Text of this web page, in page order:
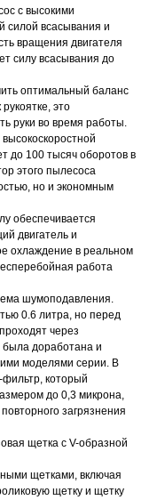
с высокими
силой всасывания и
вращения двигателя
силу всасывания до
оптимальный баланс
это
руки во время работы.
до 100 тысяч оборотов в
этого пылесоса
но и экономным
обеспечивается
двигатель и
охлаждение в реальном
работа
шумоподавления.
0.6 литра, но перед
через
была доработана и
моделями серии. В
который
до 0,3 микрона,
загрязнения
щетка с V-образной
щетками, включая
щетку и щетку